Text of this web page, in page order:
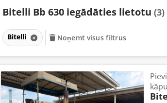
Bitelli Bb 630 iegādāties lietotu (3)
Bitelli Noņemt visus filtrus